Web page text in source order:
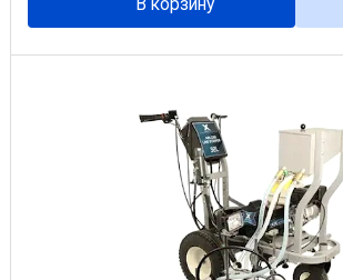
В корзину